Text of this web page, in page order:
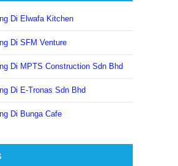
Di Elwafa Kitchen
Di SFM Venture
Di MPTS Construction Sdn Bhd
Di E-Tronas Sdn Bhd
Di Bunga Cafe